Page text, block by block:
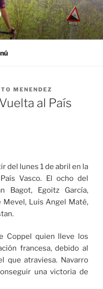
MENENDEZ
al País
del lunes 1 de abril en la
Vasco. El ocho del
Bagot, Egoitz García,
Mevel, Luis Angel Maté,
Coppel quien lleve los
francesa, debido al
que atraviesa. Navarro
una victoria de